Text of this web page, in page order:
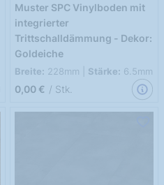
Muster SPC Vinylboden mit
integrierter
Trittschalldämmung - Dekor:
Goldeiche
Breite: 228mm | Stärke: 6.5mm
0,00 € / Stk.